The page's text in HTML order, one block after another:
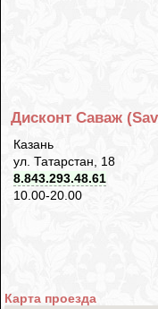
Дисконт Саваж
Казань
ул. Татарстан, 18
8.843.293.48.61
10.00-20.00
Карта проезда